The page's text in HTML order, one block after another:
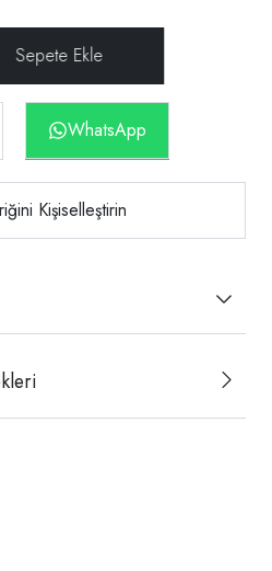
WhatsApp
Kişiselleştirin